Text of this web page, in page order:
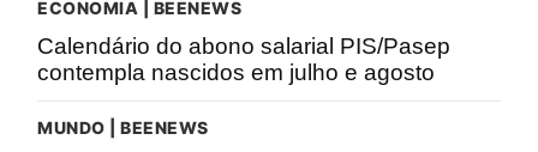
ECONOMIA | BEENEWS
Calendário do abono salarial PIS/Pasep
contempla nascidos em julho e agosto
MUNDO | BEENEWS